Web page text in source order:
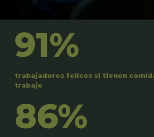
91%
trabajadores felices si tienen
trabajo
86%